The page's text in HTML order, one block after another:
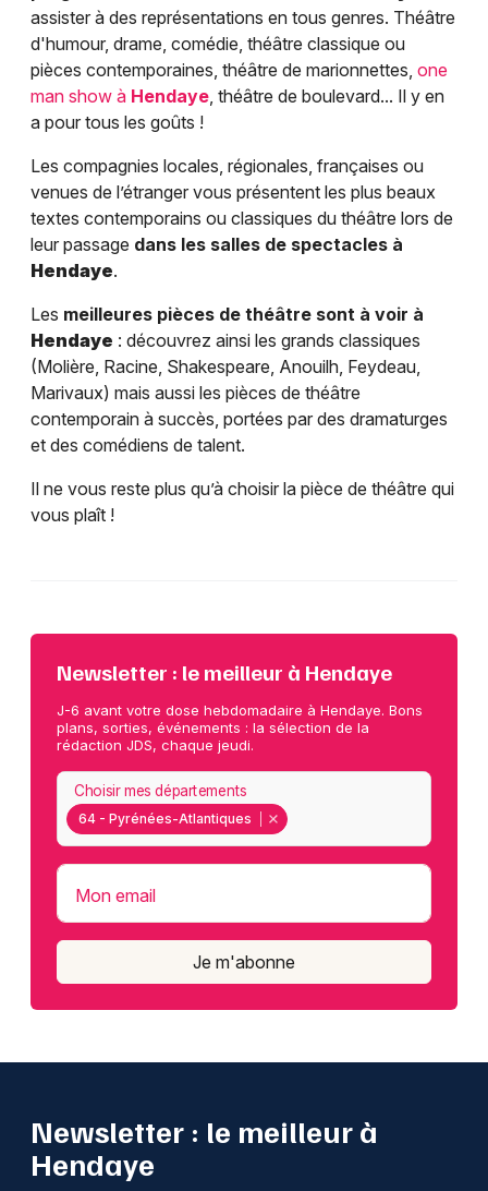
assister à des représentations en tous genres. Théâtre
d'humour, drame, comédie, théâtre classique ou
pièces contemporaines, théâtre de marionnettes, one
man show à Hendaye, théâtre de boulevard... Il y en
a pour tous les goûts !
Les compagnies locales, régionales, françaises ou
venues de l’étranger vous présentent les plus beaux
textes contemporains ou classiques du théâtre lors de
leur passage dans les salles de spectacles à
Hendaye.
Les meilleures pièces de théâtre sont à voir à
Hendaye : découvrez ainsi les grands classiques
(Molière, Racine, Shakespeare, Anouilh, Feydeau,
Marivaux) mais aussi les pièces de théâtre
contemporain à succès, portées par des dramaturges
et des comédiens de talent.
Il ne vous reste plus qu’à choisir la pièce de théâtre qui
vous plaît !
Newsletter : le meilleur à Hendaye
J-6 avant votre dose hebdomadaire à Hendaye. Bons
plans, sorties, événements : la sélection de la
rédaction JDS, chaque jeudi.
64 - Pyrénées-Atlantiques
Choisir mes départements
Mon email
Je m'abonne
Newsletter : le meilleur à
Hendaye